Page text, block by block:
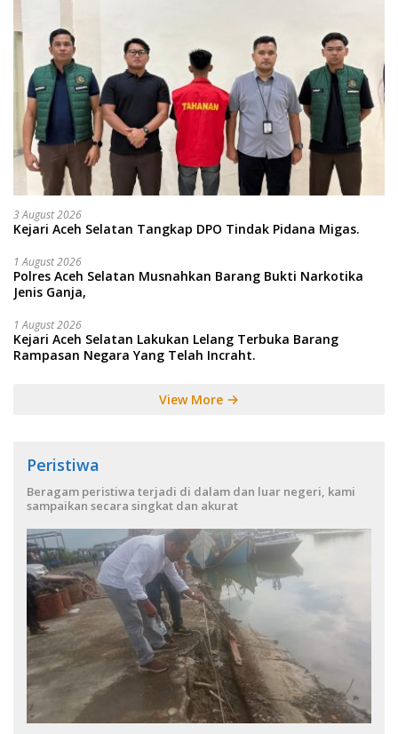
3 August 2026
Kejari Aceh Selatan Tangkap DPO Tindak Pidana Migas.
1 August 2026
Polres Aceh Selatan Musnahkan Barang Bukti Narkotika
Jenis Ganja,
1 August 2026
Kejari Aceh Selatan Lakukan Lelang Terbuka Barang
Rampasan Negara Yang Telah Incraht.
View More
Peristiwa
Beragam peristiwa terjadi di dalam dan luar negeri, kami
sampaikan secara singkat dan akurat